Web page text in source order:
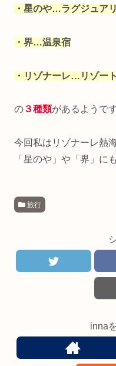
・星のや…ラグジュア
・界…温泉宿
・リゾナーレ…リゾー
の ３種類があるようです
今回私はリゾナーレ熱
「星のや」や「界」に
旅行
inna